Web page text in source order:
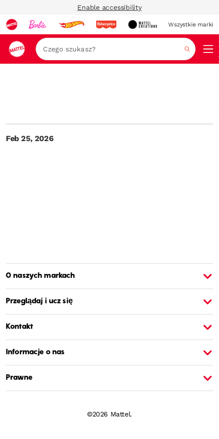
Enable accessibility
Wszystkie marki
Szukaj
Feb 25, 2026
O naszych markach
Przeglądaj i ucz się
Kontakt
Informacje o nas
Prawne
©2026 Mattel.